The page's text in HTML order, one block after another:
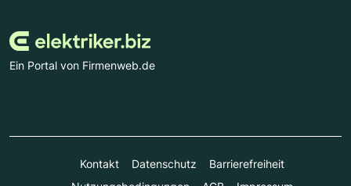
Ein Portal von Firmenweb.de
Kontakt Datenschutz
Barrierefreiheit